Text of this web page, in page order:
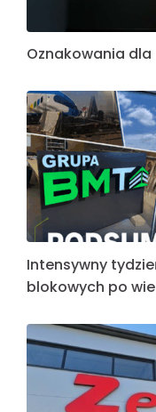
Oznakowania dla
Intensywny
blokowych po